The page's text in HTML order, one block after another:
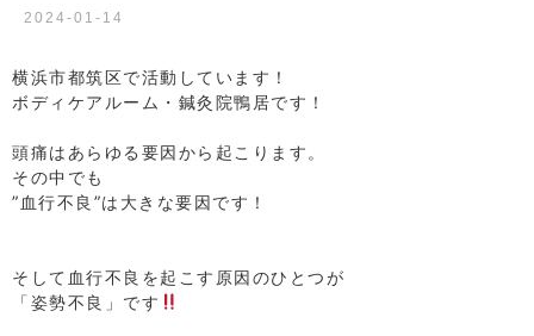
2024-01-14
横浜市都筑区で活動しています！
ボディケアルーム・鍼灸院鴨居です！
頭痛はあらゆる要因から起こります。
その中でも
”血行不良”は大きな要因です！
そして血行不良を起こす原因のひとつが
「姿勢不良」です